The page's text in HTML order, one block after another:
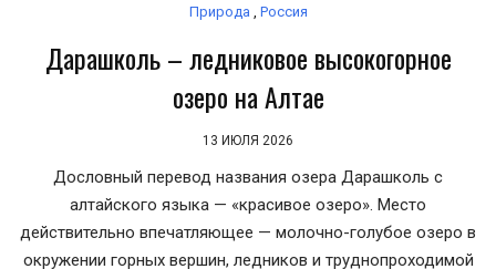
Природа Россия
Дарашколь – ледниковое высокогорное
озеро на Алтае
13 ИЮЛЯ 2026
Дословный перевод названия озера Дарашколь с
алтайского языка — «красивое озеро». Место
действительно впечатляющее — молочно-голубое озеро в
окружении горных вершин, ледников и труднопроходимой